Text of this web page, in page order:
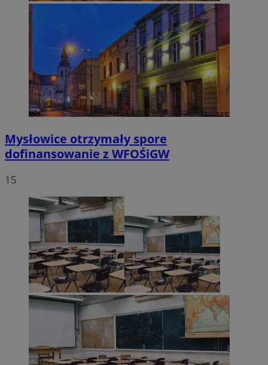
Mysłowice otrzymały spore
dofinansowanie z WFOŚiGW
15